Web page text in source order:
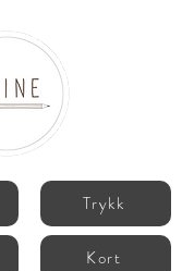
Trykk
Kort